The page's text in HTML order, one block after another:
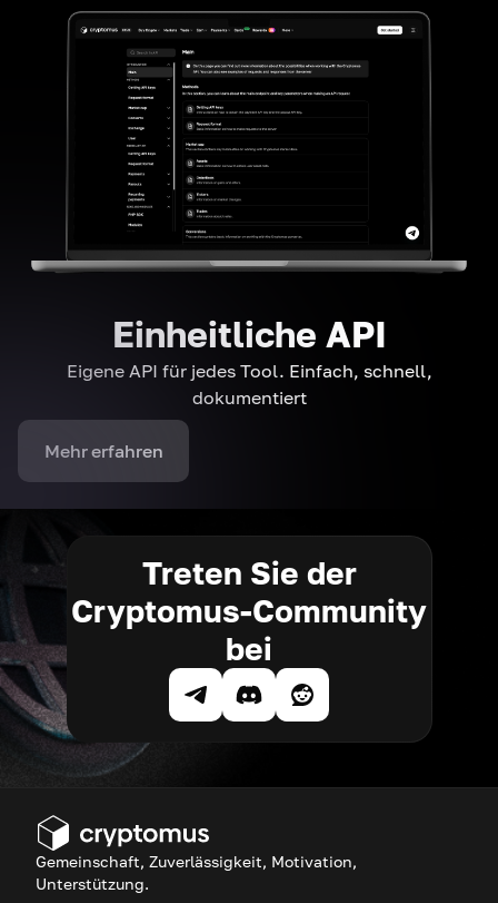
Einheitliche API
Eigene API für jedes Tool. Einfach, schnell,
dokumentiert
Mehr erfahren
Treten Sie der
Cryptomus-Community
bei
Gemeinschaft, Zuverlässigkeit, Motivation,
Unterstützung.